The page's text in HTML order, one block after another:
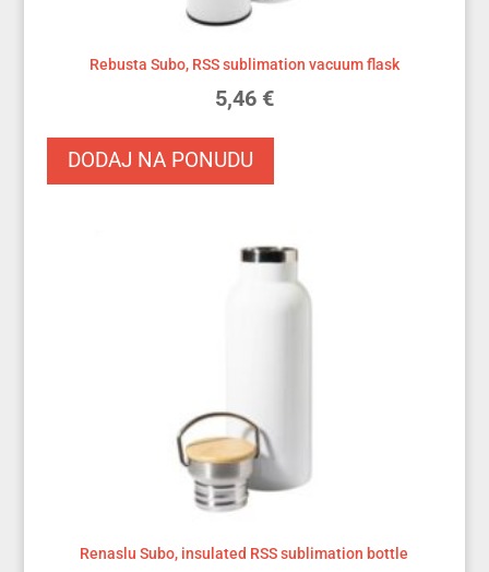
Rebusta Subo, RSS sublimation vacuum flask
5,46 €
DODAJ NA PONUDU
Renaslu Subo, insulated RSS sublimation bottle